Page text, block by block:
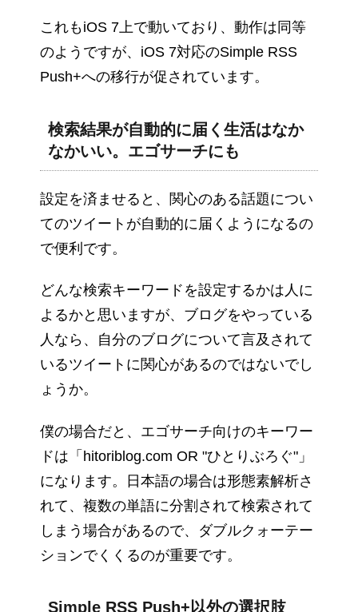
これもiOS 7上で動いており、動作は同等
のようですが、iOS 7対応のSimple RSS
Push+への移行が促されています。
検索結果が自動的に届く生活はなか
なかいい。エゴサーチにも
設定を済ませると、関心のある話題につい
てのツイートが自動的に届くようになるの
で便利です。
どんな検索キーワードを設定するかは人に
よるかと思いますが、ブログをやっている
人なら、自分のブログについて言及されて
いるツイートに関心があるのではないでし
ょうか。
僕の場合だと、エゴサーチ向けのキーワー
ドは「hitoriblog.com OR "ひとりぶろぐ"」
になります。日本語の場合は形態素解析さ
れて、複数の単語に分割されて検索されて
しまう場合があるので、ダブルクォーテー
ションでくくるのが重要です。
Simple RSS Push+以外の選択肢